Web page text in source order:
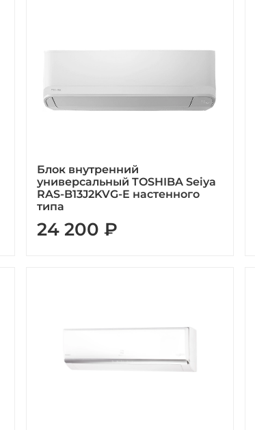
Блок внутренний
универсальный TOSHIBA Seiya
RAS-B13J2KVG-E настенного
типа
24 200 ₽